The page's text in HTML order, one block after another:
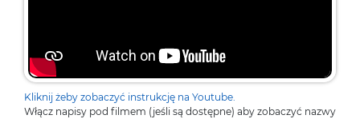
Kliknij żeby zobaczyć instrukcję na Youtube.
Włącz napisy pod filmem (jeśli są dostępne) aby zobaczyć nazwy